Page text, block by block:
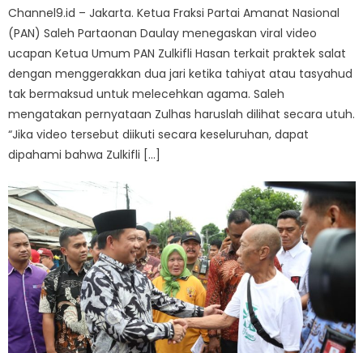
Channel9.id – Jakarta. Ketua Fraksi Partai Amanat Nasional
(PAN) Saleh Partaonan Daulay menegaskan viral video
ucapan Ketua Umum PAN Zulkifli Hasan terkait praktek salat
dengan menggerakkan dua jari ketika tahiyat atau tasyahud
tak bermaksud untuk melecehkan agama. Saleh
mengatakan pernyataan Zulhas haruslah dilihat secara utuh.
“Jika video tersebut diikuti secara keseluruhan, dapat
dipahami bahwa Zulkifli […]